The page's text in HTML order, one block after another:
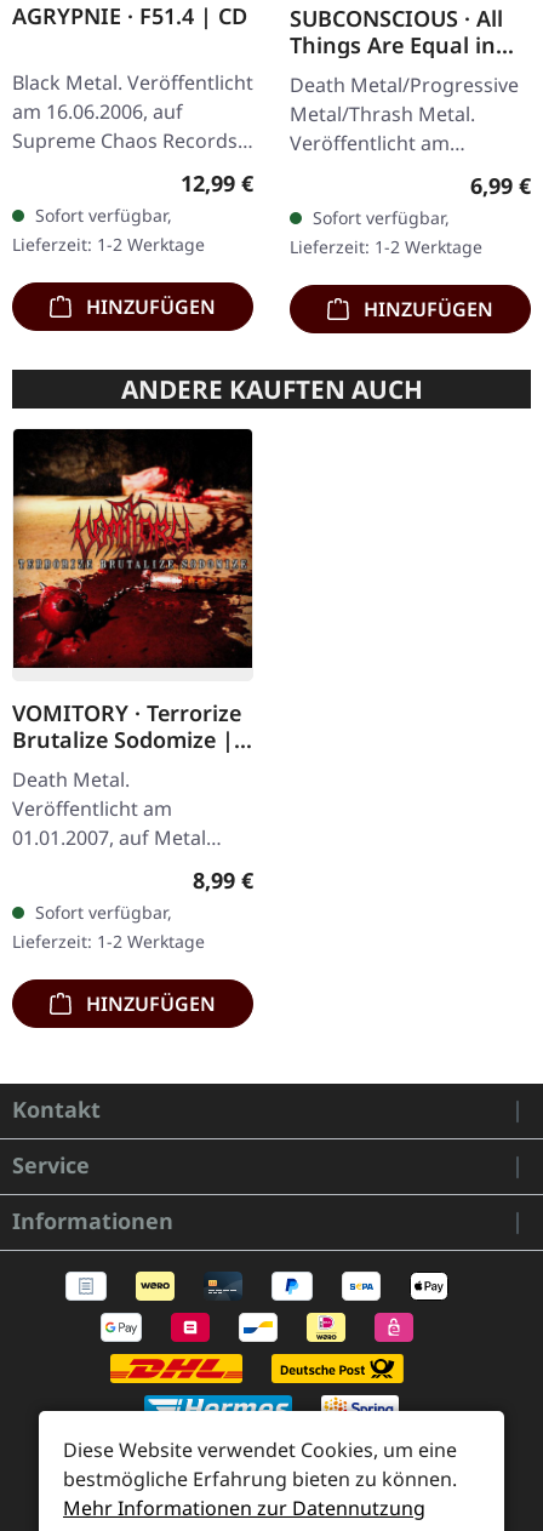
AGRYPNIE · F51.4 | CD
Black Metal. Veröffentlicht
am 16.06.2006, auf
Supreme Chaos Records.
CD im Jewelcase mit 12-
seitigem Booklet. Als
Agrypnie 2006 „F51.4"…
Regulärer Preis:
12,99 €
Sofort verfügbar,
Lieferzeit: 1-2 Werktage
HINZUFÜGEN
SUBCONSCIOUS · All
Things Are Equal in
Death | CD
Death Metal/Progressive
Metal/Thrash Metal.
Veröffentlicht am
08.08.2008, auf Supreme
Chaos Records. CD im
Jewelcase mit 8-seitigem
Booklet.…
6,99 €
Sofort verfügbar,
Lieferzeit: 1-2 Werktage
HINZUFÜGEN
ANDERE KAUFTEN AUCH
VOMITORY · Terrorize
Brutalize Sodomize |
CD
Death Metal.
Veröffentlicht am
01.01.2007, auf Metal
Blade Records. CD im
schwedischen Death
Metal-Legenden Vomitory
liefern mit…
Regulärer Preis:
8,99 €
Sofort verfügbar,
Lieferzeit: 1-2 Werktage
HINZUFÜGEN
Kontakt
Service
Informationen
Zahlung und Versand
Diese Website verwendet Cookies, um eine
bestmögliche Erfahrung bieten zu können.
Mehr Informationen zur Datennutzung